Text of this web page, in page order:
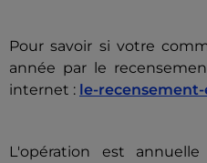
Pour savoir si votre
année par le
internet : le-
L'opération est